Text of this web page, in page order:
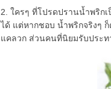
2. ใครๆ ที่โปรดปรานน้ำพริก
ได้ แต่หากชอบ น้ำพริกจริงๆ
แคลวก ส่วนคนที่นิยมรับประท